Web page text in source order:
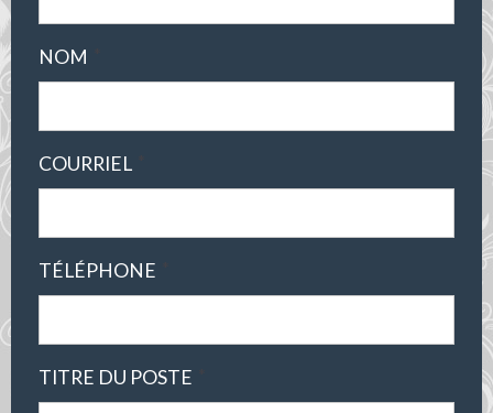
NOM
COURRIEL
TÉLÉPHONE
TITRE DU POSTE